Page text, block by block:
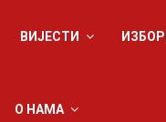
ВИЈЕСТИ
О НАМА